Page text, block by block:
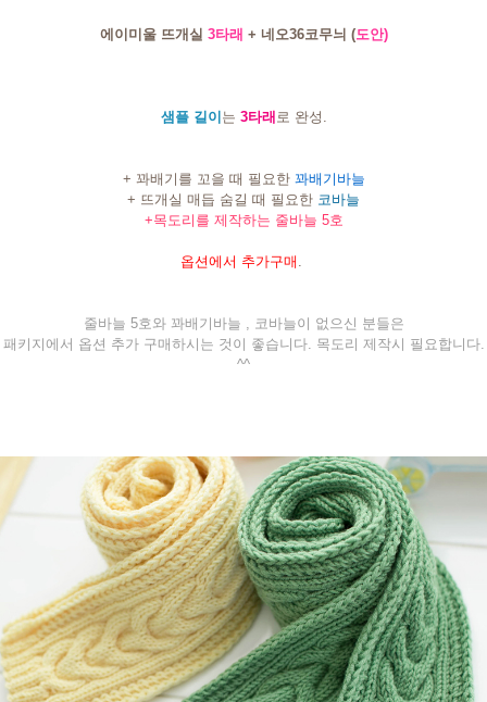
에이미울 뜨개실 3타래 + 네오36코무늬 (도안)
샘플 길이 는 3타래 로 완성.
+ 꽈배기를 꼬을 때 필요한 꽈배기바늘
+ 뜨개실 매듭 숨길 때 필요한 코바늘
+목도리를 제작하는 줄바늘 5호
옵션에서 추가구매 .
줄바늘 5호와 꽈배기바늘 , 코바늘이 없으신 분들은
패키지에서 옵션 추가 구매하시는 것이 좋습니다. 목도리 제작시 필요합니다.
^^